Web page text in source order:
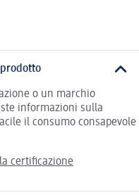
o un marchio
informazioni sulla
il consumo consapevole
certificazione